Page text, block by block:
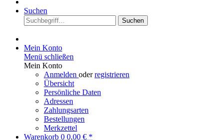
Suchen
Suchen
Mein Konto
Menü schließen
Mein Konto
Anmelden oderregistrieren
Übersicht
Persönliche Daten
Adressen
Zahlungsarten
Bestellungen
Merkzettel
Warenkorb 0 0,00 € *